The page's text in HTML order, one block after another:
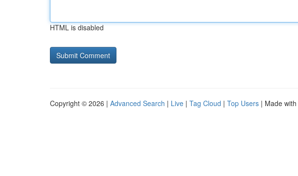
HTML is disabled
Copyright © 2026 | Advanced Search | Live | Tag Cloud | Top Users | Made with